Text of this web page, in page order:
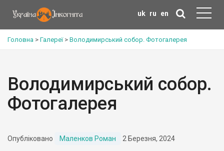
uk ru en
Головна > Галереї> Володимирський собор. Фотогалерея
Володимирський собор.
Фотогалерея
Опубліковано Маленков Роман 2 Березня, 2024